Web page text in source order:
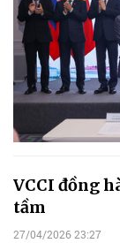
VCCI đồng
tầm
27/04/2026 23:27